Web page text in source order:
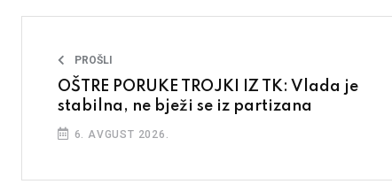
PROŠLI
OŠTRE PORUKE TROJKI IZ TK: Vlada je
stabilna, ne bježi se iz partizana
6. AVGUST 2026.